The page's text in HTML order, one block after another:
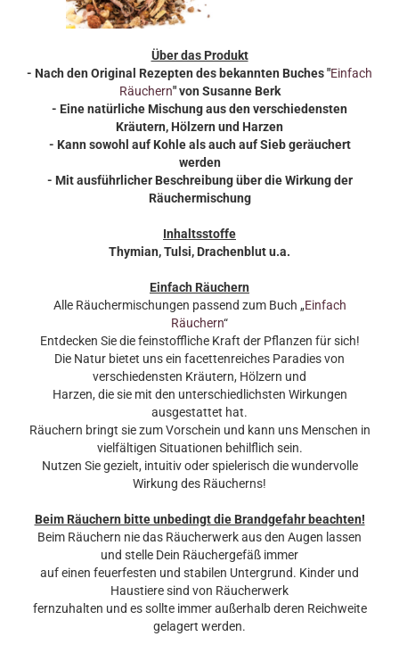
Über das Produkt
- Nach den Original Rezepten des bekannten Buches "Einfach
Räuchern" von Susanne Berk
- Eine natürliche Mischung aus den verschiedensten
Kräutern, Hölzern und Harzen
- Kann sowohl auf Kohle als auch auf Sieb geräuchert
werden
- Mit ausführlicher Beschreibung über die Wirkung der
Räuchermischung
Inhaltsstoffe
Thymian, Tulsi, Drachenblutu.a.
Einfach Räuchern
Alle Räuchermischungen passend zum Buch „Einfach
Räuchern“
Entdecken Sie die feinstoffliche Kraft der Pflanzen für sich!
Die Natur bietet uns ein facettenreiches Paradies von
verschiedensten Kräutern, Hölzern und
Harzen, die sie mit den unterschiedlichsten Wirkungen
ausgestattet hat.
Räuchern bringt sie zum Vorschein und kann uns Menschen in
vielfältigen Situationen behilflich sein.
Nutzen Sie gezielt, intuitiv oder spielerisch die wundervolle
Wirkung des Räucherns!
Beim Räuchern bitte unbedingt die Brandgefahr beachten!
Beim Räuchern nie das Räucherwerk aus den Augen lassen
und stelle Dein Räuchergefäß immer
auf einen feuerfesten und stabilen Untergrund. Kinder und
Haustiere sind von Räucherwerk
fernzuhalten und es sollte immer außerhalb deren Reichweite
gelagert werden.